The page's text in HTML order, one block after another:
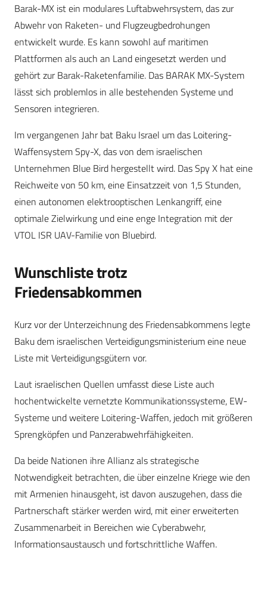
Barak-MX ist ein modulares Luftabwehrsystem, das zur
Abwehr von Raketen- und Flugzeugbedrohungen
entwickelt wurde. Es kann sowohl auf maritimen
Plattformen als auch an Land eingesetzt werden und
gehört zur Barak-Raketenfamilie. Das BARAK MX-System
lässt sich problemlos in alle bestehenden Systeme und
Sensoren integrieren.
Im vergangenen Jahr bat Baku Israel um das Loitering-
Waffensystem Spy-X, das von dem israelischen
Unternehmen Blue Bird hergestellt wird. Das Spy X hat eine
Reichweite von 50 km, eine Einsatzzeit von 1,5 Stunden,
einen autonomen elektrooptischen Lenkangriff, eine
optimale Zielwirkung und eine enge Integration mit der
VTOL ISR UAV-Familie von Bluebird.
Wunschliste trotz
Friedensabkommen
Kurz vor der Unterzeichnung des Friedensabkommens legte
Baku dem israelischen Verteidigungsministerium eine neue
Liste mit Verteidigungsgütern vor.
Laut israelischen Quellen umfasst diese Liste auch
hochentwickelte vernetzte Kommunikationssysteme, EW-
Systeme und weitere Loitering-Waffen, jedoch mit größeren
Sprengköpfen und Panzerabwehrfähigkeiten.
Da beide Nationen ihre Allianz als strategische
Notwendigkeit betrachten, die über einzelne Kriege wie den
mit Armenien hinausgeht, ist davon auszugehen, dass die
Partnerschaft stärker werden wird, mit einer erweiterten
Zusammenarbeit in Bereichen wie Cyberabwehr,
Informationsaustausch und fortschrittliche Waffen.